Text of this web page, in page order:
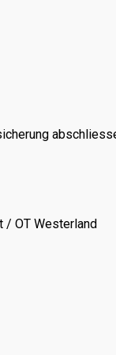
/ OT Westerland